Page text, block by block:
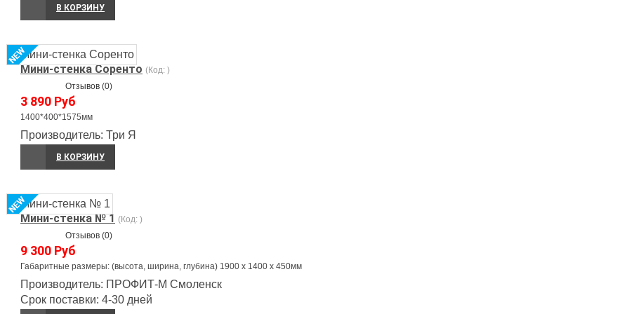
В КОРЗИНУ
Мини-стенка Соренто (Код: )
Отзывов (0)
3 890 Руб
1400*400*1575мм
Производитель: Три Я
В КОРЗИНУ
Мини-стенка № 1 (Код: )
Отзывов (0)
9 300 Руб
Габаритные размеры: (высота, ширина, глубина) 1900 х 1400 х 450мм
Производитель: ПРОФИТ-М Смоленск
Срок поставки: 4-30 дней